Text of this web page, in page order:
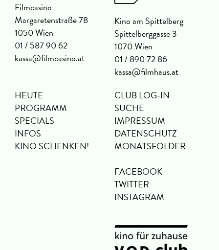
Filmcasino
Margaretenstraße 78
1050 Wien
01 / 587 90 62
kassa@filmcasino.at
Kino am Spittelberg
Spittelberggasse 3
1070 Wien
01 / 890 72 86
kassa@filmhaus.at
HEUTE
PROGRAMM
SPECIALS
INFOS
KINO SCHENKEN!
CLUB LOG-IN
SUCHE
IMPRESSUM
DATENSCHUTZ
MONATSFOLDER
FACEBOOK
TWITTER
INSTAGRAM